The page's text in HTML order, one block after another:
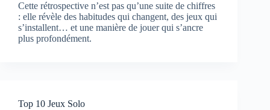
Cette rétrospective n’est pas qu’une suite de chiffres
: elle révèle des habitudes qui changent, des jeux qui
s’installent… et une manière de jouer qui s’ancre
plus profondément.
Top 10 Jeux Solo